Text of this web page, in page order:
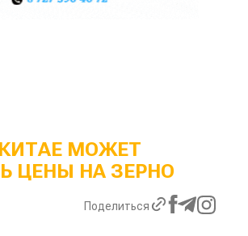
МОЖЕТ
ЦЕНЫ НА ЗЕРНО
Поделиться